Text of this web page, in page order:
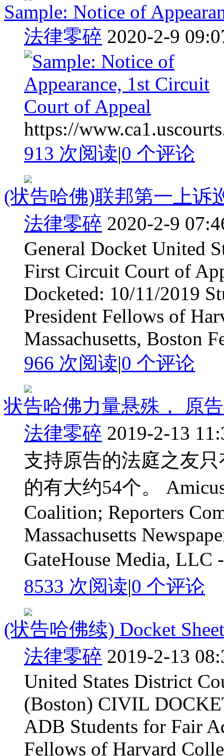
Sample: Notice of
法律零碎 2020-2-9
https://
913 次阅读|0 个评论
(状告哈佛)联邦第一上诉
法律零碎 2020-2-9
General Docket United
First Circuit Court of
Docketed: 10/11/2019
President Fellows of
Massachusetts, Boston
966 次阅读|0 个评论
状告哈佛力量悬殊， 原
法律零碎 2019-2-13
支持原告的法庭之友
的有大约54个。
Coalition; Reporters
Massachusetts
GateHouse Media,
8533 次阅读|0 个评论
(状告哈佛续) Docket
法律零碎 2019-2-13
United States District
(Boston) CIVIL
ADB Students for Fair
Fellows of Harvard